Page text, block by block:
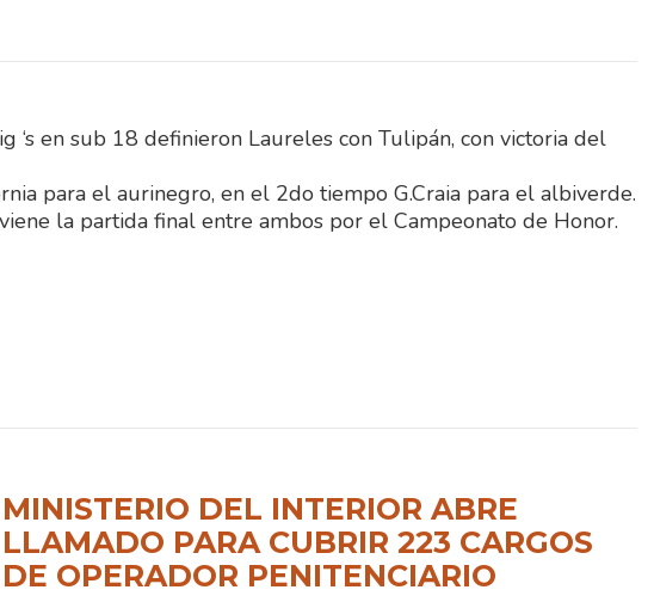
‘s en sub 18 definieron Laureles con Tulipán, con victoria del
para el aurinegro, en el 2do tiempo G.Craia para el albiverde.
la partida final entre ambos por el Campeonato de Honor.
MINISTERIO DEL INTERIOR ABRE
LLAMADO PARA CUBRIR 223 CARGOS
DE OPERADOR PENITENCIARIO